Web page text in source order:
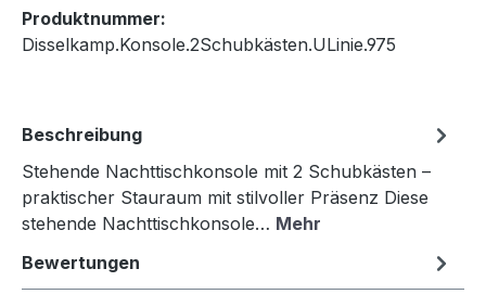
Produktnummer:
Disselkamp.Konsole.2Schubkästen.ULinie.975
Beschreibung
Stehende Nachttischkonsole mit 2 Schubkästen –
praktischer Stauraum mit stilvoller Präsenz Diese
stehende Nachttischkonsole… Mehr
Bewertungen